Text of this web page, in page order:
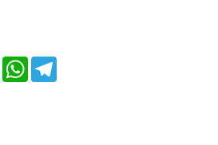
Telegram